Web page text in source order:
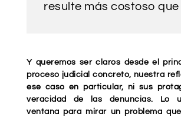
resulte más costoso
Y queremos ser claros desde el
proceso judicial concreto, nuestra
ese caso en particular, ni sus
veracidad de las denuncias. Lo
ventana para mirar un problema